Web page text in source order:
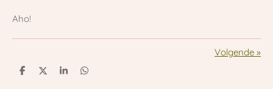
Aho!
Volgende »
D
D
S
D